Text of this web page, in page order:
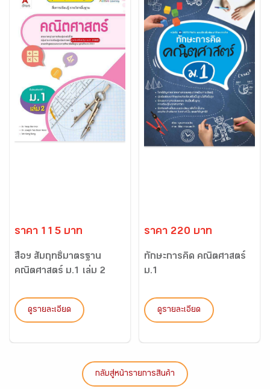
ราคา 115 บาท
สื่อฯ สัมฤทธิ์มาตรฐาน
คณิตศาสตร์ ม.1 เล่ม 2
ดูรายละเอียด
ราคา 220 บาท
ทักษะการคิด คณิตศาสตร์
ม.1
ดูรายละเอียด
กลับสู่หน้ารายการสินค้า